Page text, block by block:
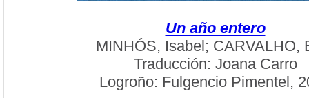
Un año entero
MINHÓS, Isabel; CARVALHO,
Traducción: Joana Carro
Logroño: Fulgencio Pimentel,